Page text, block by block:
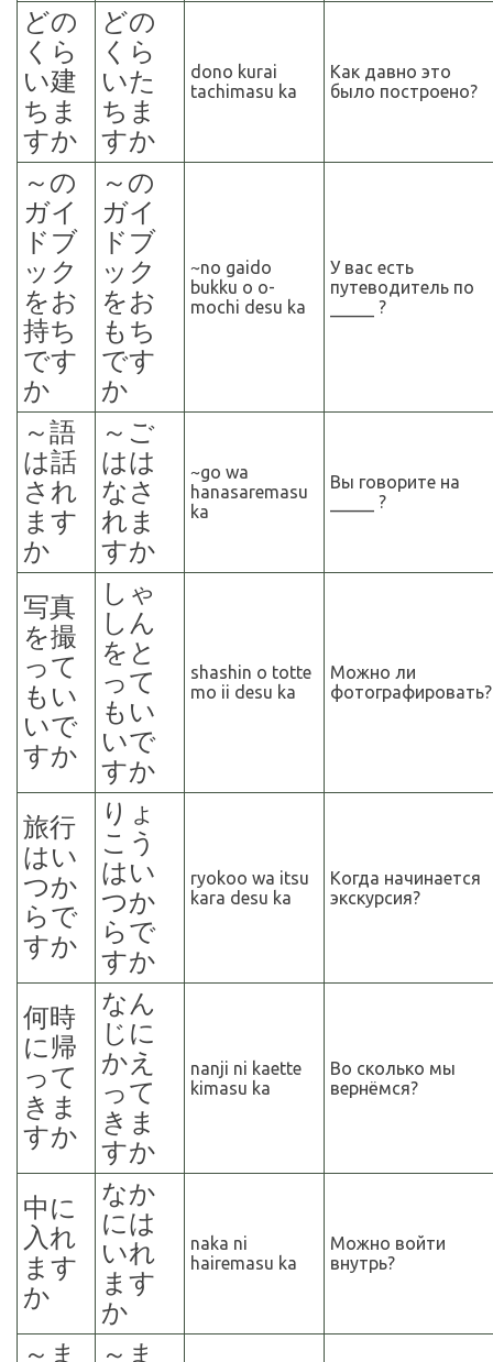
どの
くら
い建
ちま
すか
どの
くら
いた
ちま
すか
dono kurai
tachimasu ka
Как давно это
было построено?
～ の
ガイ
ドブ
ック
をお
持ち
です
か
～ の
ガイ
ドブ
ック
をお
もち
です
か
~no gaido
bukku o o-
mochi desu ka
У вас есть
путеводитель по
_____ ?
～語
は話
され
ます
か
～ ご
はは
なさ
れま
すか
~go wa
hanasaremasu
ka
Вы говорите на
_____ ?
写真
を撮
って
もい
いで
すか
しゃ
しん
をと
って
もい
いで
すか
shashin o totte
mo ii desu ka
Можно ли
фотографировать?
旅行
はい
つか
らで
すか
りょ
こう
はい
つか
らで
すか
ryokoo wa itsu
kara desu ka
Когда начинается
экскурсия?
何時
に帰
って
きま
すか
なん
じに
かえ
って
きま
すか
nanji ni kaette
kimasu ka
Во сколько мы
вернёмся?
中に
入れ
ます
か
なか
には
いれ
ます
か
naka ni
hairemasu ka
Можно войти
внутрь?
～ ま ～ ま